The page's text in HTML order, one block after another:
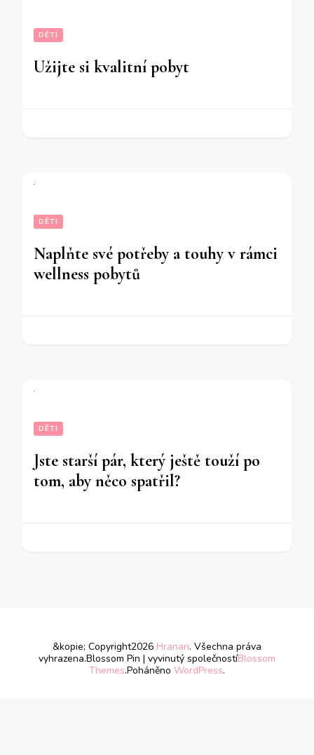
DĚTI
Užijte si kvalitní pobyt
DĚTI
Naplňte své potřeby a touhy v rámci
wellness pobytů
DĚTI
Jste starší pár, který ještě touží po
tom, aby něco spatřil?
&kopie; Copyright2026 Hranari. Všechna práva
vyhrazena.Blossom Pin | vyvinutý společnostíBlossom
Themes.Poháněno WordPress.